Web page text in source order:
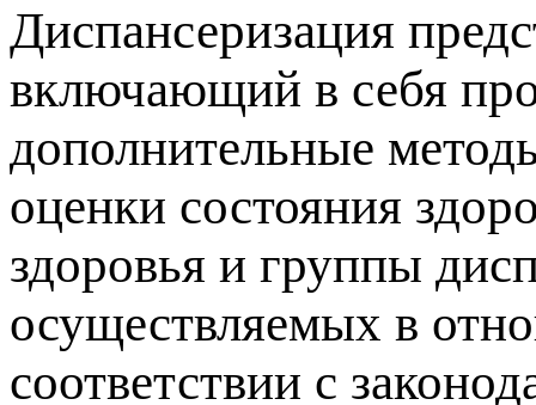
Диспансеризация
включающий в себя
дополнительные
оценки состояния
здоровья и группы
осуществляемых в
соответствии с